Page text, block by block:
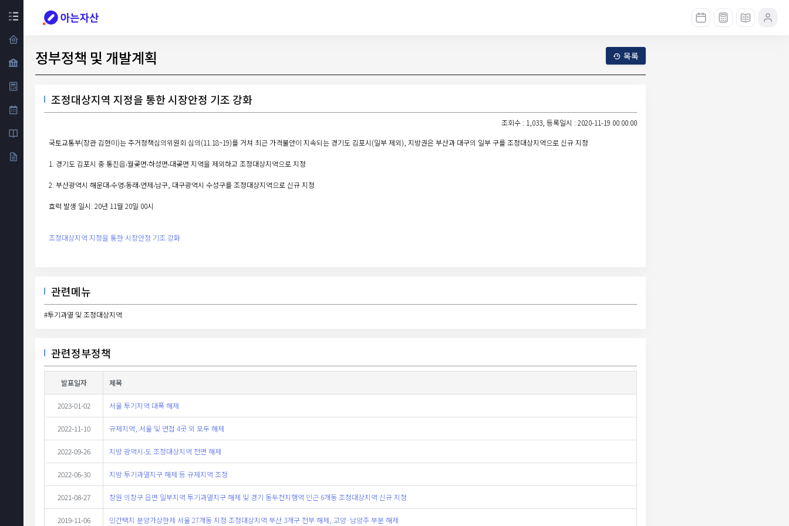
정부정책 및 개발계획 목록
조정대상지역 지정을 통한 시장안정 기조 강화
조회수 : 1,033, 등록일시 : 2020-11-19 00:00:00
국토교통부(장관 김현미)는 주거정책심의위원회 심의(11.18~19)를 거쳐 최근 가격불안이 지속되는 경기도 김포시(일부 제외), 지방권은 부산과 대구의 일부 구를 조정대상지역으로 신규 지정
1. 경기도 김포시 중 통진읍‧월곶면‧하성면‧대곶면 지역을 제외하고 조정대상지역으로 지정
2. 부산광역시 해운대‧수영‧동래‧연제‧남구, 대구광역시 수성구를 조정대상지역으로 신규 지정
효력 발생 일시: 20년 11월 20일 00시
조정대상지역 지정을 통한 시장안정 기조 강화
관련메뉴
#투기과열 및 조정대상지역
관련정부정책
발표일자 제목
2023-01-02 서울 투기지역 대폭 해제
2022-11-10 규제지역, 서울 및 연접 4곳 외 모두 해제
2022-09-26 지방 광역시‧도 조정대상지역 전면 해제
2022-06-30 지방 투기과열지구 해제 등 규제지역 조정
2021-08-27 창원 의창구 읍면 일부지역 투기과열지구 해제 및 경기 동두천지행역 인근 6개동 조정대상지역 신규 지정
2019-11-06 민간택지 분양가상한제 서울 27개동 지정 조정대상지역 부산 3개구 전부 해제, 고양·남양주 부분 해제